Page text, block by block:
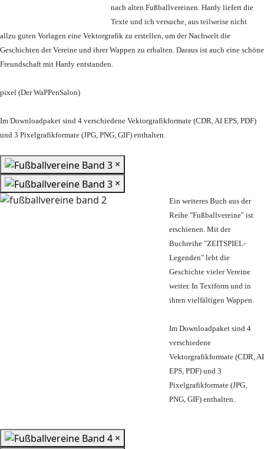
nach alten Fußballvereinen. Hardy liefert die
Texte und ich versuche, aus teilweise nicht
allzu guten Vorlagen eine Vektorgrafik zu erstellen, um der Nachwelt die
Geschichten der Vereine und ihrer Wappen zu erhalten. Daraus ist auch eine schöne
Freundschaft mit Hardy entstanden.
pixel (Der WaPPenSalon)
Im Downloadpaket sind 4 verschiedene Vektorgrafikformate (CDR, AI EPS, PDF)
und 3 Pixelgrafikformate (JPG, PNG, GIF) enthalten.
×
×
Ein weiteres Buch aus der
Reihe "Fußballvereine" ist
erschienen. Mit der
Buchreihe "ZEITSPIEL-
Legenden" lebt die
Geschichte vieler Vereine
weiter. In Textform und in
ihren vielfältigen Wappen.
Im Downloadpaket sind 4
verschiedene
Vektorgrafikformate (CDR, AI
EPS, PDF) und 3
Pixelgrafikformate (JPG,
PNG, GIF) enthalten.
×